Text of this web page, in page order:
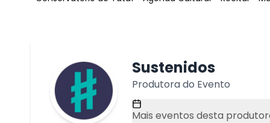
Sustenidos
Produtora do Evento
Mais eventos desta